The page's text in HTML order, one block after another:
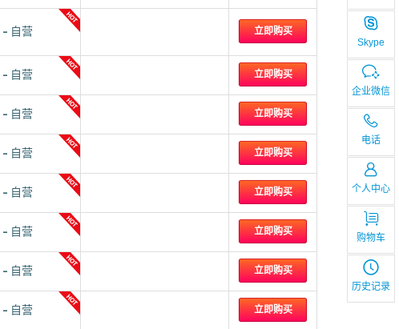
Skype
企业微信
电话
个人中心
购物车
历史记录
自营 立即购买
自营 立即购买
自营 立即购买
自营 立即购买
自营 立即购买
自营 立即购买
自营 立即购买
自营 立即购买